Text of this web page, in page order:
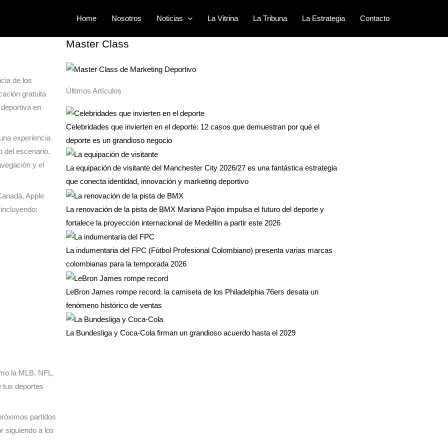
Home Nosotros Noticias La Vitrina La Tribuna La Estrategia Contacto
de los
gratuita
en
experiencia
del escenario.
y el
Apple
la MLB, NFL,
tus deportes
partidos
siguiendo a los
Buscar
Master Class
Últimos Artículos
Celebridades que invierten en el deporte: 12 casos que demuestran por qué el
deporte es un grandioso negocio
La equipación de visitante del Manchester City 2026/27 es una fantástica estrategia
que conecta identidad, innovación y marketing deportivo
La renovación de la pista de BMX Mariana Pajón impulsa el futuro del deporte y
fortalece la proyección internacional de Medellín a partir este 2026
La indumentaria del FPC (Fútbol Profesional Colombiano) presenta varias marcas
colombianas para la temporada 2026
LeBron James rompe record: la camiseta de los Philadelphia 76ers desata un
fenómeno histórico de ventas
La Bundesliga y Coca-Cola firman un grandioso acuerdo hasta el 2029